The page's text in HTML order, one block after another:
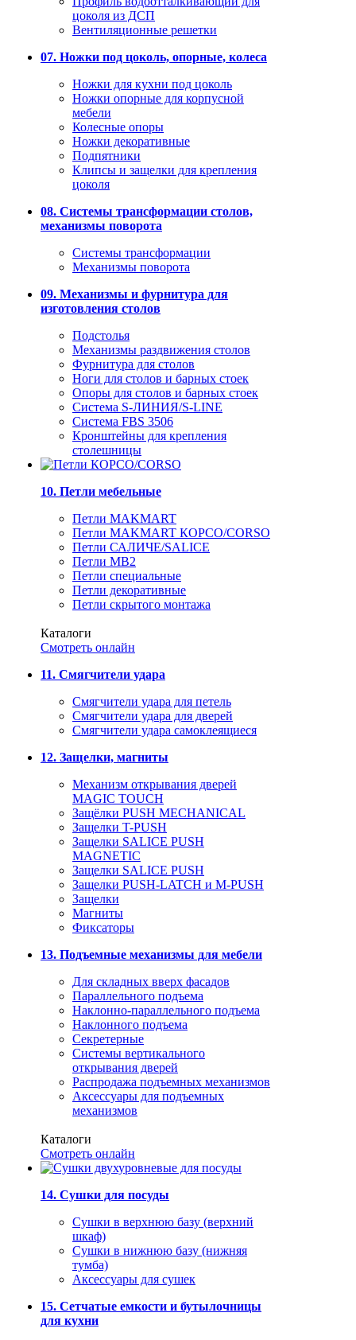
цоколя из ДСП
Вентиляционные решетки
07. Ножки под цоколь, опорные, колеса
Ножки для кухни под цоколь
Ножки опорные для корпусной
мебели
Колесные опоры
Ножки декоративные
Подпятники
Клипсы и защелки для крепления
цоколя
08. Системы трансформации столов,
механизмы поворота
Системы трансформации
Механизмы поворота
09. Механизмы и фурнитура для
изготовления столов
Подстолья
Механизмы раздвижения столов
Фурнитура для столов
Ноги для столов и барных стоек
Опоры для столов и барных стоек
Система S-ЛИНИЯ/S-LINE
Система FBS 3506
Кронштейны для крепления
столешницы
10. Петли мебельные
Петли MAKMART
Петли MAKMART КОРСО/CORSO
Петли САЛИЧЕ/SALICE
Петли MB2
Петли специальные
Петли декоративные
Петли скрытого монтажа
Каталоги
Смотреть онлайн
11. Смягчители удара
Смягчители удара для петель
Смягчители удара для дверей
Cмягчители удара самоклеящиеся
12. Защелки, магниты
Механизм открывания дверей
MAGIC TOUCH
Защёлки PUSH MECHANICAL
Защелки T-PUSH
Защелки SALICE PUSH
MAGNETIC
Защелки SALICE PUSH
Защелки PUSH-LATCH и M-PUSH
Защелки
Магниты
Фиксаторы
13. Подъемные механизмы для мебели
Для складных вверх фасадов
Параллельного подъема
Наклонно-параллельного подъема
Наклонного подъема
Секретерные
Системы вертикального
открывания дверей
Распродажа подъемных механизмов
Аксессуары для подъемных
механизмов
Каталоги
Смотреть онлайн
14. Сушки для посуды
Сушки в верхнюю базу (верхний
шкаф)
Сушки в нижнюю базу (нижняя
тумба)
Аксессуары для сушек
15. Сетчатые емкости и бутылочницы
для кухни